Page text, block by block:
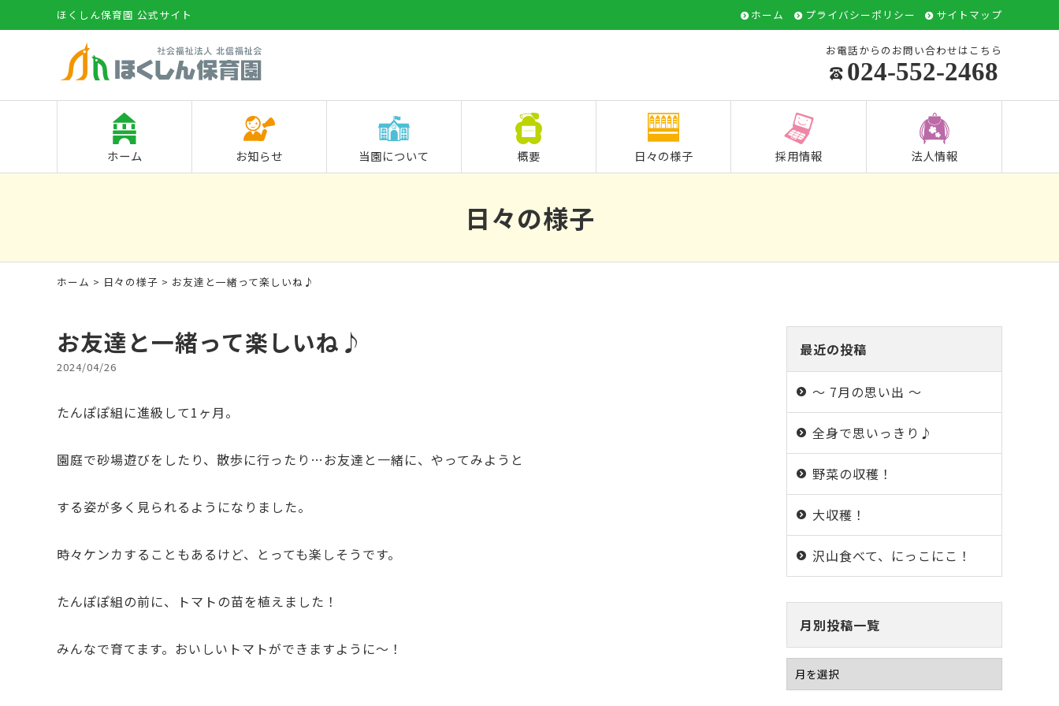
ほくしん保育園 公式サイト ホーム プライバシーポリシー サイトマップ
お電話からのお問い合わせはこちら
024-552-2468
ホーム お知らせ 当園について 概要 日々の様子 採用情報 法人情報
日々の様子
ホーム > 日々の様子 > お友達と一緒って楽しいね♪
お友達と一緒って楽しいね♪
2024/04/26
たんぽぽ組に進級して1ヶ月。
園庭で砂場遊びをしたり、散歩に行ったり…お友達と一緒に、やってみようと
する姿が多く見られるようになりました。
時々ケンカすることもあるけど、とっても楽しそうです。
たんぽぽ組の前に、トマトの苗を植えました！
みんなで育てます。おいしいトマトができますように～！
最近の投稿
～ 7月の思い出 ～
全身で思いっきり♪
野菜の収穫！
大収穫！
沢山食べて、にっこにこ！
月別投稿一覧